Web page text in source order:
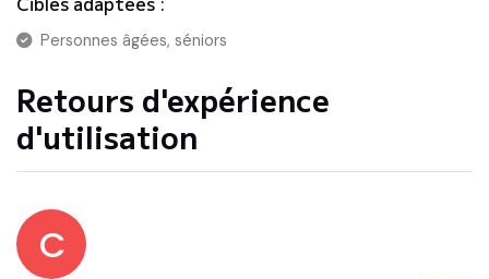
Personnes âgées, séniors
Retours d'expérience
d'utilisation
C